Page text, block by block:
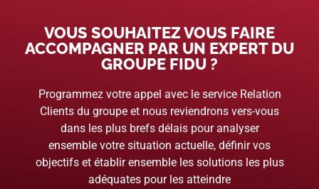
VOUS SOUHAITEZ VOUS FAIRE
ACCOMPAGNER PAR UN EXPERT DU
GROUPE FIDU ?
Programmez votre appel avec le service Relation
Clients du groupe et nous reviendrons vers-vous
dans les plus brefs délais pour analyser
ensemble votre situation actuelle, définir vos
objectifs et établir ensemble les solutions les plus
adéquates pour les atteindre